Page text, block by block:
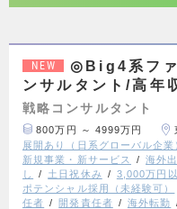
NEW
◎Big4系ファ
ンサルタント/高年
戦略コンサルタント
800万円 ～ 4999万円
展開あり（日系グローバル企業
新規事業・新サービス
海外
し
土日祝休み 3,000万円
ポテンシャル採用（未経験可）
任者
開発責任者 海外転勤